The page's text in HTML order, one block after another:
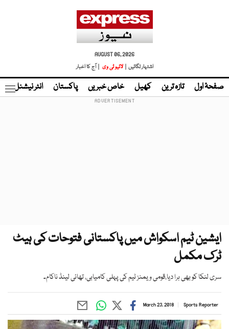
AUGUST 06, 2026
اشتہار لگائیں |
لائیو ٹی وی | آج کا اخبار
صفحۂ اول تازہ ترین کھیل خاص خبریں پاکستان انٹر نیشنل
ایشین ٹیم اسکواش میں پاکستانی فتوحات کی ہیٹ
ٹرک مکمل
سری لنکا کو بھی ہرا دیا،قومی ویمنز ٹیم کی پہلی کامیابی، تھائی لینڈ ناکام۔
Sports Reporter
March 23, 2018